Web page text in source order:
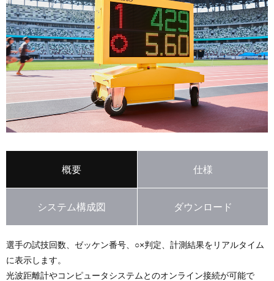
概要 仕様
システム構成図 ダウンロード
選手の試技回数、ゼッケン番号、○×判定、計測結果をリアルタイム
に表示します。
光波距離計やコンピュータシステムとのオンライン接続が可能で